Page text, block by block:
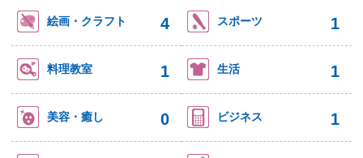
絵画・クラフト 4 スポーツ 1
料理教室 1 生活 1
美容・癒し 0 ビジネス 1